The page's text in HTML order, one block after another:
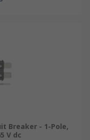
Breaker - 1-Pole,
V dc